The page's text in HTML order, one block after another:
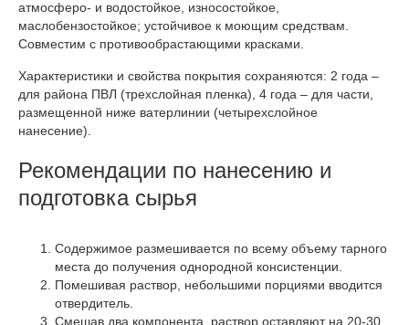
атмосферо- и водостойкое, износостойкое,
маслобензостойкое; устойчивое к моющим средствам.
Совместим с противообрастающими красками.
Характеристики и свойства покрытия сохраняются: 2 года –
для района ПВЛ (трехслойная пленка), 4 года – для части,
размещенной ниже ватерлинии (четырехслойное
нанесение).
Рекомендации по нанесению и
подготовка сырья
Содержимое размешивается по всему объему тарного
места до получения однородной консистенции.
Помешивая раствор, небольшими порциями вводится
отвердитель.
Смешав два компонента, раствор оставляют на 20-30